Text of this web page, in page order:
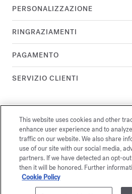
PERSONALIZZAZIONE
RINGRAZIAMENTI
PAGAMENTO
SERVIZIO CLIENTI
con Colissimo
&politica di ritorno
Un consulente è a tua
72 95 09 89 lunedì dalle 9.00
dalle 10.00 alle 19.00, o pere-
This website uses cookies and other
enhance user experience and to
traffic on our website. We also share
use of our site with our social media,
partners. If we have detected an opt-
then it will be honored. Further
Cookie Policy